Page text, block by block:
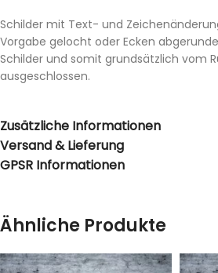
Schilder mit Text- und
Vorgabe gelocht oder Ecken
Schilder und somit grundsätzlich vom
ausgeschlossen.
Zusätzliche Informationen
Versand & Lieferung
GPSR Informationen
Ähnliche Produkte